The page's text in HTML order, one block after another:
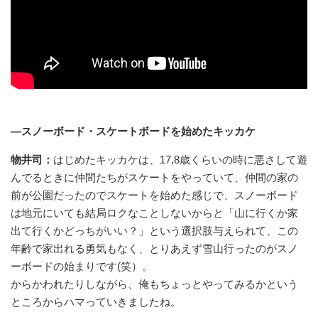
—スノーボード・スケートボードを始めたキッカケ
物井司： はじめたキッカケは、17,8歳くらいの時に悪さして遊
んでるときに仲間たちがスケートをやっていて、仲間の家の
前が公園だったのでスケートを始めた感じで、スノーボード
は地元にいても結局ロクなことしないからと「山に行くか家
出て行くかどっちがいい？」という選択肢与えられて、この
年齢で家出れる勇気もなく、とりあえず雪山行ったのがスノ
ーボードの始まりです(笑）。
からかわれたりしながら、俺もちょっとやってみるかという
ところからハマっていきましたね。